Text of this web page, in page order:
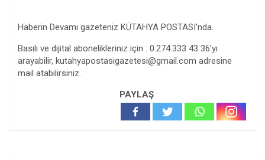
Haberin Devamı gazeteniz KÜTAHYA POSTASI’nda.
Basılı ve dijital abonelikleriniz için : 0.274.333 43 36’yı
arayabilir, kutahyapostasigazetesi@gmail.com adresine
mail atabilirsiniz.
PAYLAŞ